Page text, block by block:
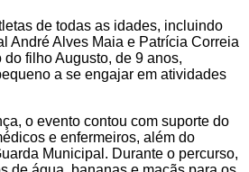
de todas as idades, incluindo
André Alves Maia e Patrícia Correia
filho Augusto, de 9 anos,
a se engajar em atividades
o evento contou com suporte do
e enfermeiros, além do
Municipal. Durante o percurso,